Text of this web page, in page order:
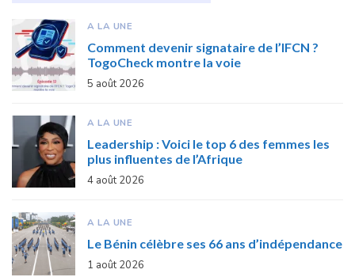
A LA UNE
Comment devenir signataire de l’IFCN ?
TogoCheck montre la voie
5 août 2026
A LA UNE
Leadership : Voici le top 6 des femmes les
plus influentes de l’Afrique
4 août 2026
A LA UNE
Le Bénin célèbre ses 66 ans d’indépendance
1 août 2026